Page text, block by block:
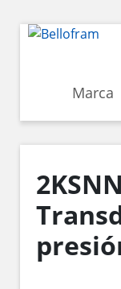
Marca